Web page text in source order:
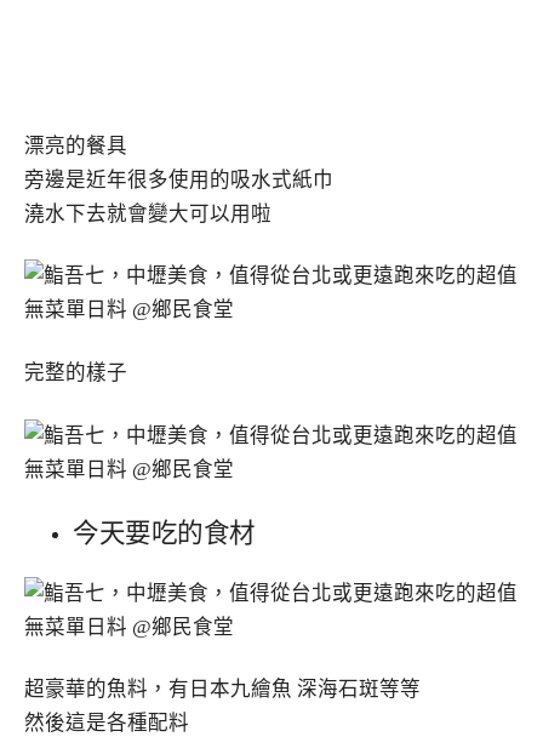
漂亮的餐具
旁邊是近年很多使用的吸水式紙巾
澆水下去就會變大可以用啦
完整的樣子
今天要吃的食材
超豪華的魚料，有日本九繪魚 深海石斑等等
然後這是各種配料